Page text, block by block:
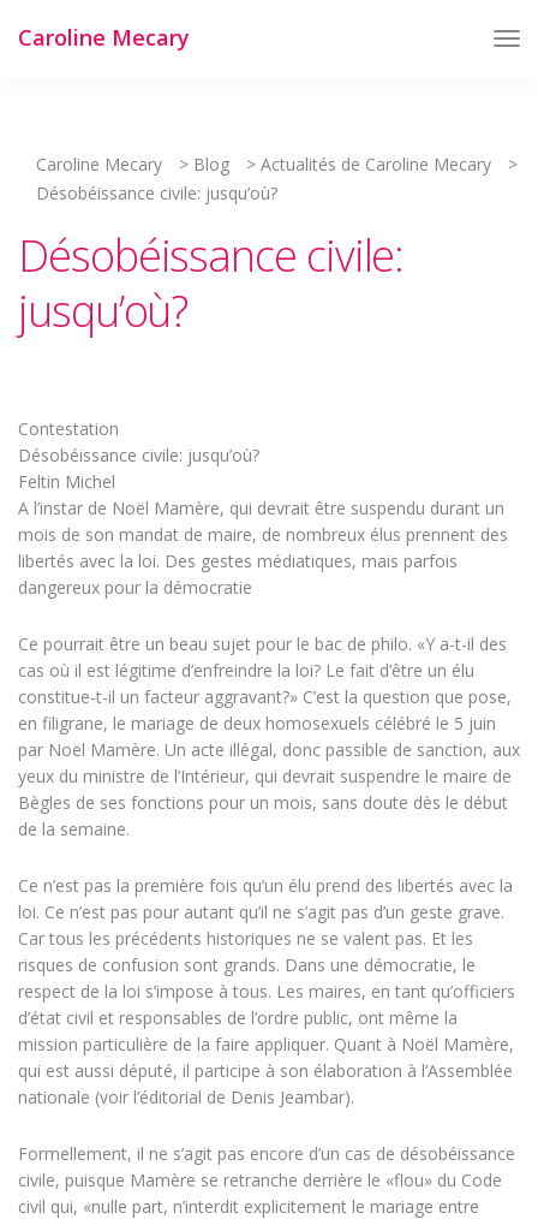
Caroline Mecary
Caroline Mecary > Blog > Actualités de Caroline Mecary
>
Désobéissance civile: jusqu’où?
Désobéissance civile:
jusqu’où?
Contestation
Désobéissance civile: jusqu’où?
Feltin Michel
A l’instar de Noël Mamère, qui devrait être suspendu durant un
mois de son mandat de maire, de nombreux élus prennent des
libertés avec la loi. Des gestes médiatiques, mais parfois
dangereux pour la démocratie
Ce pourrait être un beau sujet pour le bac de philo. «Y a-t-il des
cas où il est légitime d’enfreindre la loi? Le fait d’être un élu
constitue-t-il un facteur aggravant?» C’est la question que pose,
en filigrane, le mariage de deux homosexuels célébré le 5 juin
par Noël Mamère. Un acte illégal, donc passible de sanction, aux
yeux du ministre de l’Intérieur, qui devrait suspendre le maire de
Bègles de ses fonctions pour un mois, sans doute dès le début
de la semaine.
Ce n’est pas la première fois qu’un élu prend des libertés avec la
loi. Ce n’est pas pour autant qu’il ne s’agit pas d’un geste grave.
Car tous les précédents historiques ne se valent pas. Et les
risques de confusion sont grands. Dans une démocratie, le
respect de la loi s’impose à tous. Les maires, en tant qu’officiers
d’état civil et responsables de l’ordre public, ont même la
mission particulière de la faire appliquer. Quant à Noël Mamère,
qui est aussi député, il participe à son élaboration à l’Assemblée
nationale (voir l’éditorial de Denis Jeambar).
Formellement, il ne s’agit pas encore d’un cas de désobéissance
civile, puisque Mamère se retranche derrière le «flou» du Code
civil qui, «nulle part, n’interdit explicitement le mariage entre